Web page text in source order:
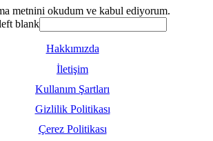
metnini okudum ve kabul ediyorum.
blank
Hakkımızda
İletişim
Kullanım Şartları
Gizlilik Politikası
Çerez Politikası